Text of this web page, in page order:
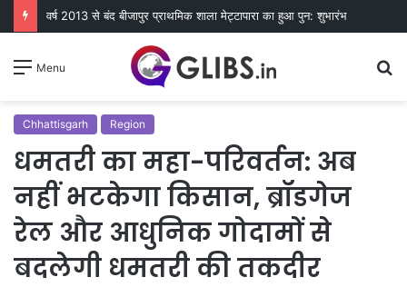
वर्ष 2013 से बंद बीजापुर प्राथमिक शाला मेट्टापारा का हुआ पुन: शुभारंभ
Menu
Chhattisgarh Region
धमतरी का महा-परिवर्तन: अब
नहीं भटकेगा किसान, ब्रॉडगेज
रेल और आधुनिक गोदामों से
बदलेगी धमतरी की तकदीर